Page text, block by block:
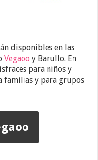
disponibles en las
Vegaoo y Barullo. En
para niños y
familias y para grupos